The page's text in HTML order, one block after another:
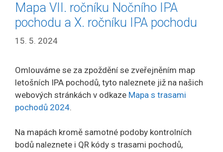
Mapa VII. ročníku Nočního IPA
pochodu a X. ročníku IPA pochodu
15. 5. 2024
Omlouváme se za zpoždění se zveřejněním map
letošních IPA pochodů, tyto naleznete již na našich
webových stránkách v odkaze Mapa s trasami
pochodů 2024.
Na mapách kromě samotné podoby kontrolních
bodů naleznete i QR kódy s trasami pochodů,